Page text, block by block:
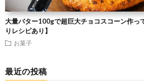
大量バター100gで超巨大チョコスコーン作っ
りレシピあり】
お菓子
最近の投稿